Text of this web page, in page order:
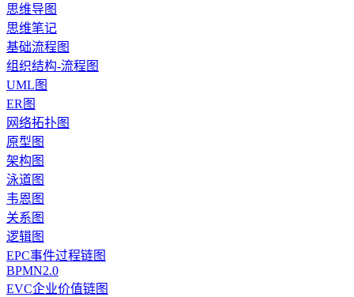
思维导图
思维笔记
基础流程图
组织结构-流程图
UML图
ER图
网络拓扑图
原型图
架构图
泳道图
韦恩图
关系图
逻辑图
EPC事件过程链图
BPMN2.0
EVC企业价值链图